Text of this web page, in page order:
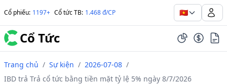
Cổ phiếu: 1197+ Cổ tức TB: 1.468 đ/CP 🇻🇳
Cổ Tức
Trang chủ / Sự kiện / 2026-07-08 /
IBD trả Trả cổ tức bằng tiền mặt tỷ lệ 5% ngày 8/7/2026